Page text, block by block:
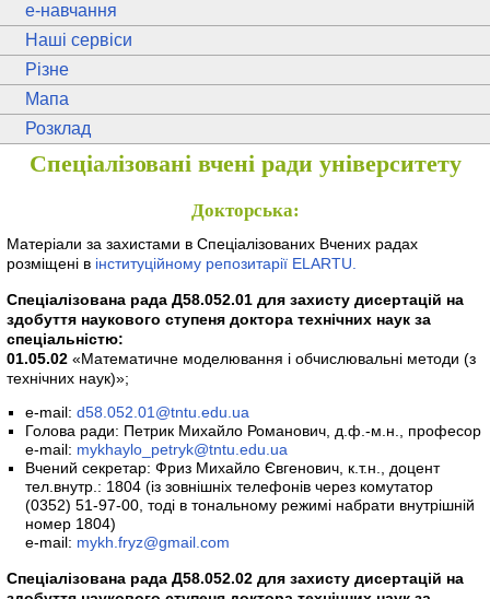
e-навчання
Наші сервіси
Різне
Мапа
Розклад
Спеціалізовані вчені ради університету
Докторська:
Матеріали за захистами в Спеціалізованих Вчених радах
розміщені в інституційному репозитарії ELARTU.
Спеціалізована рада Д58.052.01 для захисту дисертацій на
здобуття наукового ступеня доктора технічних наук за
спеціальністю:
01.05.02 «Математичне моделювання і обчислювальні методи (з
технічних наук)»;
e-mail:d58.052.01@tntu.edu.ua
Голова ради: Петрик Михайло Романович, д.ф.-м.н., професор
e-mail: mykhaylo_petryk@tntu.edu.ua
Вчений секретар: Фриз Михайло Євгенович, к.т.н., доцент
тел.внутр.: 1804 (із зовнішніх телефонів через комутатор
(0352) 51-97-00, тоді в тональному режимі набрати внутрішній
номер 1804)
e-mail: mykh.fryz@gmail.com
Спеціалізована рада Д58.052.02 для захисту дисертацій на